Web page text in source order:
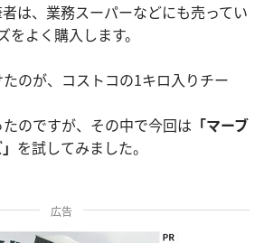
は、業務スーパーなどにも売ってい
をよく購入します。
のが、コストコの1キロ入りチー
のですが、その中で今回は 「マーブ
を試してみました。
広告